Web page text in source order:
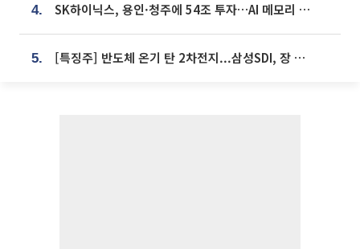
4. SK하이닉스, 용인·청주에 54조 투자…AI 메모리 생산기지 키운다
5. [특징주] 반도체 온기 탄 2차전지...삼성SDI, 장 초반 7% 넘게 껑충